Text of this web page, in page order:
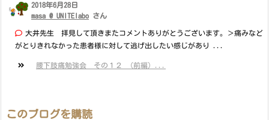
2018年6月28日
masa @ UNITElabo さん
大井先生 拝見して頂きまたコメントありがとうございます。＞痛みなど
がとりきれなかった患者様に対して逃げ出したい感じがあり ...
腰下肢痛勉強会 その１２ （前編）...
このブログを購読